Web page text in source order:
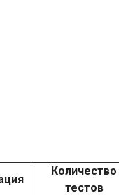
Количество
тестов